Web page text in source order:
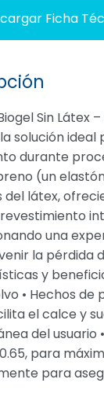
Ficha
Sin Látex
solución
durante
(un
látex,
una
la pérdida
y
• Hechos
el calce y
del usuario
para
para